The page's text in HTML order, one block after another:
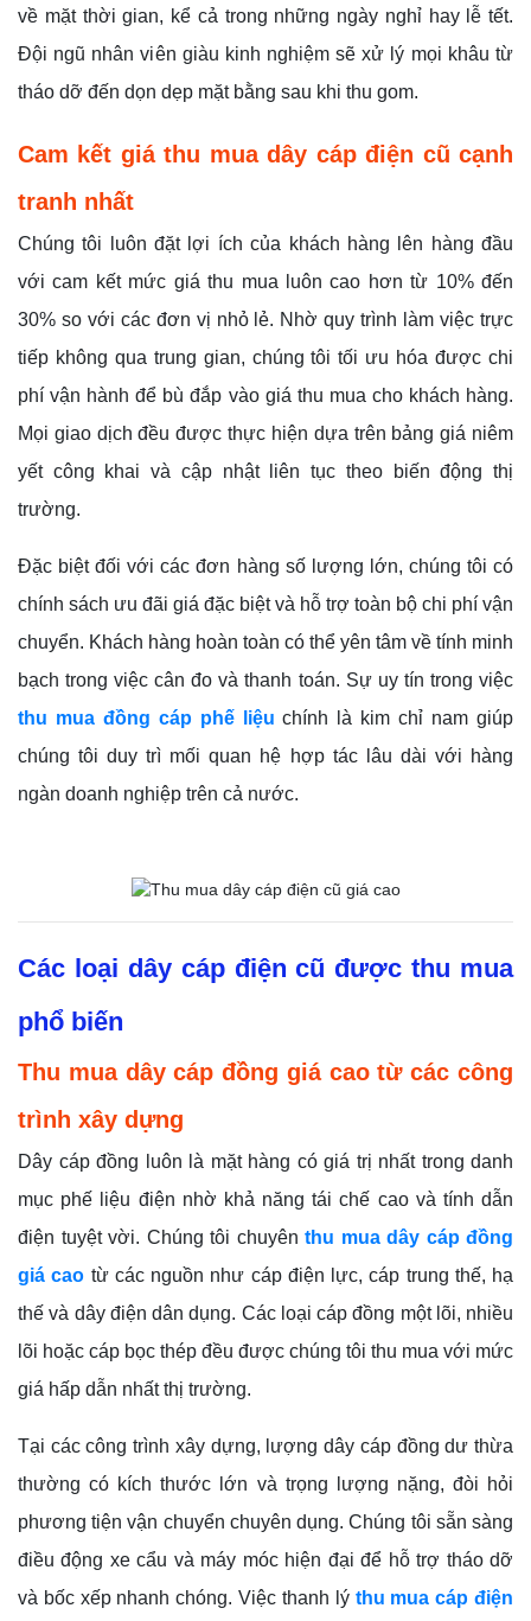
về mặt thời gian, kể cả trong những ngày nghỉ hay lễ tết.
Đội ngũ nhân viên giàu kinh nghiệm sẽ xử lý mọi khâu từ
tháo dỡ đến dọn dẹp mặt bằng sau khi thu gom.
Cam kết giá thu mua dây cáp điện cũ cạnh
tranh nhất
Chúng tôi luôn đặt lợi ích của khách hàng lên hàng đầu
với cam kết mức giá thu mua luôn cao hơn từ 10% đến
30% so với các đơn vị nhỏ lẻ. Nhờ quy trình làm việc trực
tiếp không qua trung gian, chúng tôi tối ưu hóa được chi
phí vận hành để bù đắp vào giá thu mua cho khách hàng.
Mọi giao dịch đều được thực hiện dựa trên bảng giá niêm
yết công khai và cập nhật liên tục theo biến động thị
trường.
Đặc biệt đối với các đơn hàng số lượng lớn, chúng tôi có
chính sách ưu đãi giá đặc biệt và hỗ trợ toàn bộ chi phí vận
chuyển. Khách hàng hoàn toàn có thể yên tâm về tính minh
bạch trong việc cân đo và thanh toán. Sự uy tín trong việc
thu mua đồng cáp phế liệu chính là kim chỉ nam giúp
chúng tôi duy trì mối quan hệ hợp tác lâu dài với hàng
ngàn doanh nghiệp trên cả nước.
Các loại dây cáp điện cũ được thu mua
phổ biến
Thu mua dây cáp đồng giá cao từ các công
trình xây dựng
Dây cáp đồng luôn là mặt hàng có giá trị nhất trong danh
mục phế liệu điện nhờ khả năng tái chế cao và tính dẫn
điện tuyệt vời. Chúng tôi chuyên thu mua dây cáp đồng
giá cao từ các nguồn như cáp điện lực, cáp trung thế, hạ
thế và dây điện dân dụng. Các loại cáp đồng một lõi, nhiều
lõi hoặc cáp bọc thép đều được chúng tôi thu mua với mức
giá hấp dẫn nhất thị trường.
Tại các công trình xây dựng, lượng dây cáp đồng dư thừa
thường có kích thước lớn và trọng lượng nặng, đòi hỏi
phương tiện vận chuyển chuyên dụng. Chúng tôi sẵn sàng
điều động xe cẩu và máy móc hiện đại để hỗ trợ tháo dỡ
và bốc xếp nhanh chóng. Việc thanh lý thu mua cáp điện